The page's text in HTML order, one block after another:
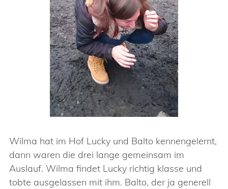
Wilma hat im Hof Lucky und Balto kennengelernt,
dann waren die drei lange gemeinsam im
Auslauf. Wilma findet Lucky richtig klasse und
tobte ausgelassen mit ihm. Balto, der ja generell